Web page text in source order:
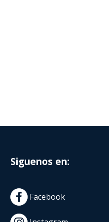
Siguenos en:
Facebook